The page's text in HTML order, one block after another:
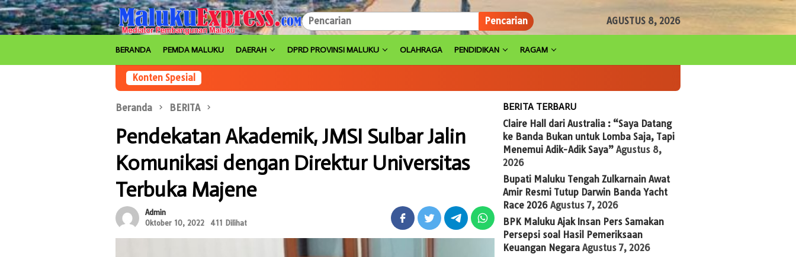
Loncat
ke
konten
Pencarian AGUSTUS 8, 2026
BERANDA PEMDA MALUKU DAERAH DPRD PROVINSI MALUKU OLAHRAGA PENDIDIKAN RAGAM
Konten Spesial
Beranda BERITA
Pendekatan Akademik, JMSI Sulbar Jalin
Komunikasi dengan Direktur Universitas
Terbuka Majene
Admin
Oktober 10, 2022
411 Dilihat
BERITA TERBARU
Claire Hall dari Australia : “Saya Datang
ke Banda Bukan untuk Lomba Saja, Tapi
Menemui Adik-Adik Saya” Agustus 8,
2026
Bupati Maluku Tengah Zulkarnain Awat
Amir Resmi Tutup Darwin Banda Yacht
Race 2026 Agustus 7, 2026
BPK Maluku Ajak Insan Pers Samakan
Persepsi soal Hasil Pemeriksaan
Keuangan Negara Agustus 7, 2026